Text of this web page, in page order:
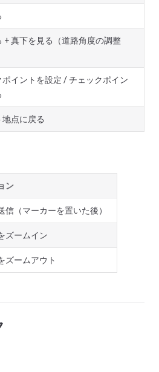
+ 真下を見る（道路角度の調整
ポイントを設定 / チェックポイン
地点に戻る
ン
信（マーカーを置いた後）
ズームイン
ズームアウト